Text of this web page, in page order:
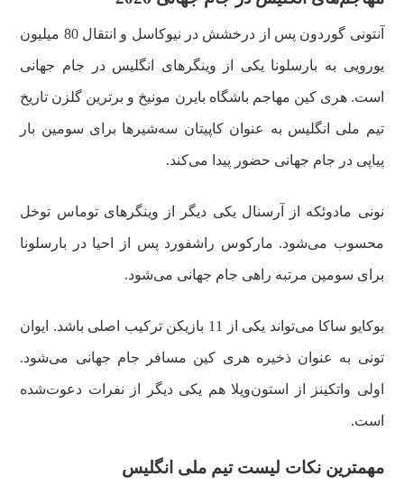
آنتونی گوردون پس از درخشش در نیوکاسل و انتقال 80 میلیون
یورویی به بارسلونا یکی از وینگر‌های انگلیس در جام جهانی
است. هری کین مهاجم باشگاه بایرن مونیخ و برترین گلزن تاریخ
تیم ملی انگلیس به عنوان کاپیتان سه‌شیرها برای سومین بار
پیاپی در جام جهانی حضور پیدا می‌کند.
نونی مادوئکه از آرسنال یکی دیگر از وینگرهای توماس توخل
محسوب می‌شود. مارکوس راشفورد پس از احیا در بارسلونا
برای سومین مرتبه راهی جام جهانی می‌شود.
بوکایو ساکا می‌تواند یکی از 11 بازیکن ترکیب اصلی باشد. ایوان
تونی به عنوان ذخیره هری کین مسافر جام جهانی می‌شود.
اولی واتکینز از استون‌ویلا هم یکی دیگر از نفرات دعوت‌شده
است.
مهمترین نکات لیست تیم ملی انگلیس